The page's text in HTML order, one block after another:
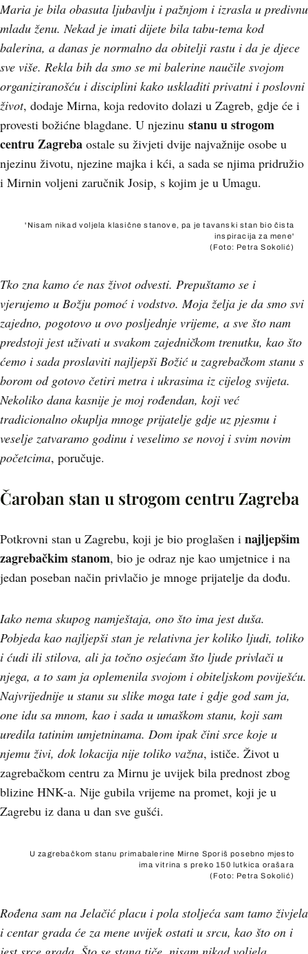
Maria je bila obasuta ljubavlju i pažnjom i izrasla u predivnu
mladu ženu. Nekad je imati dijete bila tabu-tema kod
balerina, a danas je normalno da obitelji rastu i da je djece
sve više. Rekla bih da smo se mi balerine naučile svojom
organiziranošću i disciplini kako uskladiti privatni i poslovni
život, dodaje Mirna, koja redovito dolazi u Zagreb, gdje će i
provesti božićne blagdane. U njezinu stanu u strogom
centru Zagreba ostale su živjeti dvije najvažnije osobe u
njezinu životu, njezine majka i kći, a sada se njima pridružio
i Mirnin voljeni zaručnik Josip, s kojim je u Umagu.
'Nisam nikad voljela klasične stanove, pa je tavanski stan bio čista
inspiracija za mene'
(Foto: Petra Sokolić)
Tko zna kamo će nas život odvesti. Prepuštamo se i
vjerujemo u Božju pomoć i vodstvo. Moja želja je da smo svi
zajedno, pogotovo u ovo posljednje vrijeme, a sve što nam
predstoji jest uživati u svakom zajedničkom trenutku, kao što
ćemo i sada proslaviti najljepši Božić u zagrebačkom stanu s
borom od gotovo četiri metra i ukrasima iz cijelog svijeta.
Nekoliko dana kasnije je moj rođendan, koji već
tradicionalno okuplja mnoge prijatelje gdje uz pjesmu i
veselje zatvaramo godinu i veselimo se novoj i svim novim
početcima, poručuje.
Čaroban stan u strogom centru Zagreba
Potkrovni stan u Zagrebu, koji je bio proglašen i najljepšim
zagrebačkim stanom, bio je odraz nje kao umjetnice i na
jedan poseban način privlačio je mnoge prijatelje da dođu.
Iako nema skupog namještaja, ono što ima jest duša.
Pobjeda kao najljepši stan je relativna jer koliko ljudi, toliko
i ćudi ili stilova, ali ja točno osjećam što ljude privlači u
njega, a to sam ja oplemenila svojom i obiteljskom poviješću.
Najvrijednije u stanu su slike moga tate i gdje god sam ja,
one idu sa mnom, kao i sada u umaškom stanu, koji sam
uredila tatinim umjetninama. Dom ipak čini srce koje u
njemu živi, dok lokacija nije toliko važna, ističe. Život u
zagrebačkom centru za Mirnu je uvijek bila prednost zbog
blizine HNK-a. Nije gubila vrijeme na promet, koji je u
Zagrebu iz dana u dan sve gušći.
U zagrebačkom stanu primabalerine Mirne Sporiš posebno mjesto
ima vitrina s preko 150 lutkica orašara
(Foto: Petra Sokolić)
Rođena sam na Jelačić placu i pola stoljeća sam tamo živjela
i centar grada će za mene uvijek ostati u srcu, kao što on i